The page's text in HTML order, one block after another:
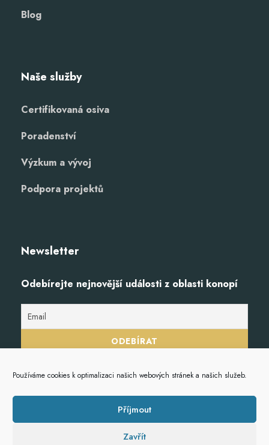
Používáme cookies k optimalizaci našich webových stránek a našich služeb.
Příjmout
Zavřít
Blog
Naše služby
Certifikovaná osiva
Poradenství
Výzkum a vývoj
Podpora projektů
Newsletter
Odebírejte nejnovější události z oblasti konopí